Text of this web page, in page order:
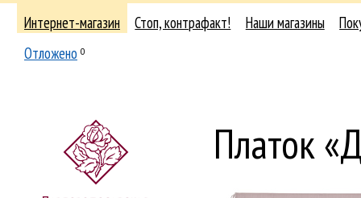
Интернет-магазин Стоп, контрафакт! Наши магазины
Отложено 0
Платок